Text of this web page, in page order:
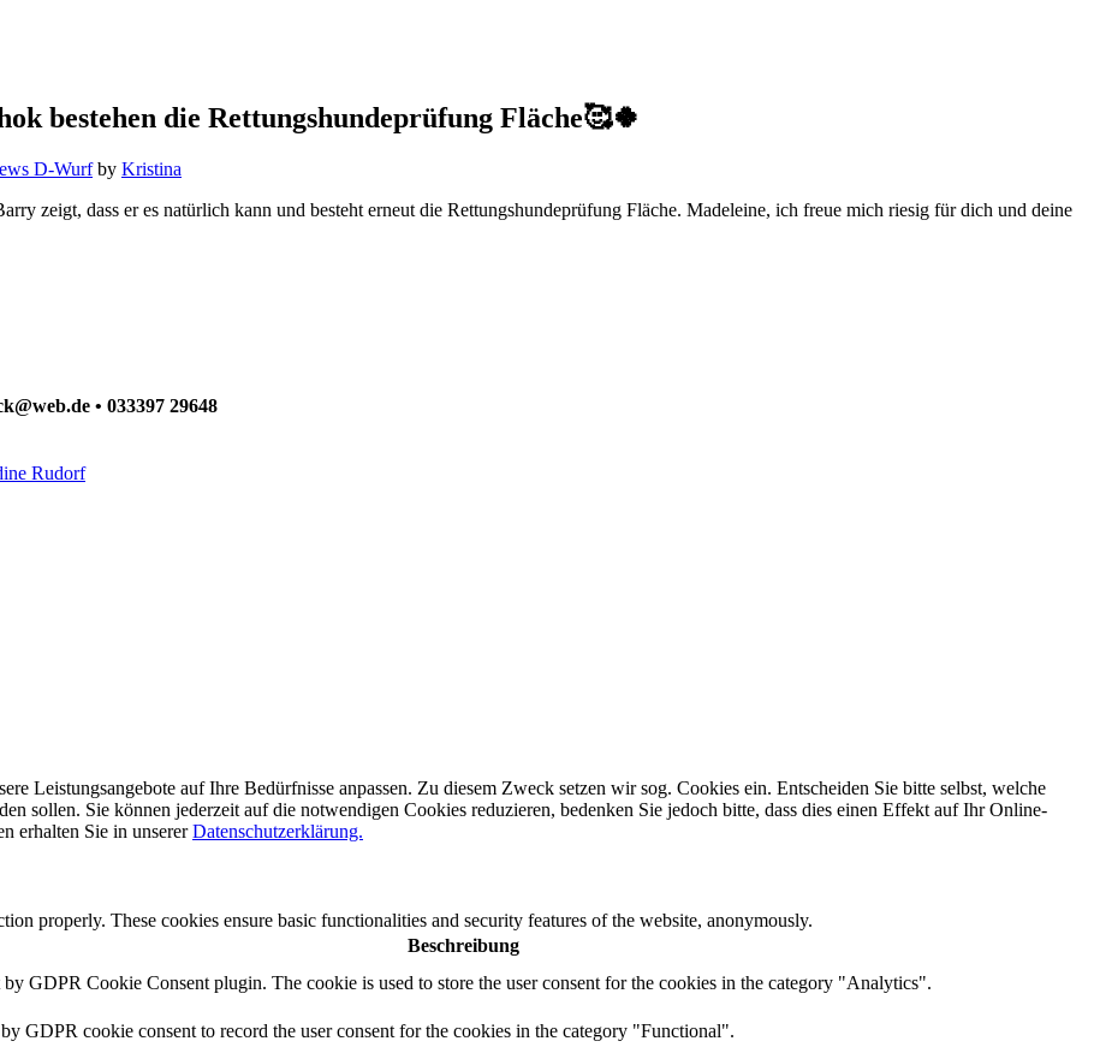
bestehen die Rettungshundeprüfung Fläche🥰🍀
D-Wurf by Kristina
zeigt, dass er es natürlich kann und besteht erneut die Rettungshundeprüfung Fläche. Madeleine, ich freue mich riesig für dich und deine
• 033397 29648
Rudorf
Leistungsangebote auf Ihre Bedürfnisse anpassen. Zu diesem Zweck setzen wir sog. Cookies ein. Entscheiden Sie bitte selbst, welche
sollen. Sie können jederzeit auf die notwendigen Cookies reduzieren, bedenken Sie jedoch bitte, dass dies einen Effekt auf Ihr Online-
erhalten Sie in unsererDatenschutzerklärung.
properly. These cookies ensure basic functionalities and security features of the website, anonymously.
Beschreibung
GDPR Cookie Consent plugin. The cookie is used to store the user consent for the cookies in the category "Analytics".
GDPR cookie consent to record the user consent for the cookies in the category "Functional".